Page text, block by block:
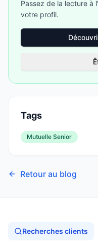
Passez de la lecture à
votre profil.
Tags
Mutuelle Senior
Retour au blog
Recherches clients